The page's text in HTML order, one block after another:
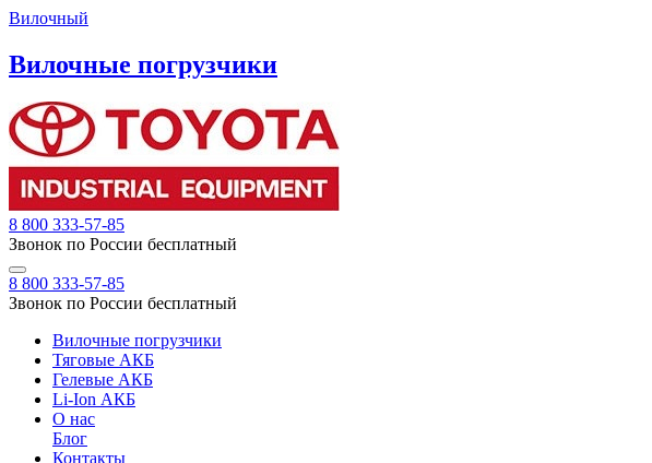
Вилочный
Вилочные погрузчики
8 800 333-57-85
Звонок по России бесплатный
8 800 333-57-85
Звонок по России бесплатный
Вилочные погрузчики
Тяговые АКБ
Гелевые АКБ
Li-Ion АКБ
О нас
Блог
Контакты